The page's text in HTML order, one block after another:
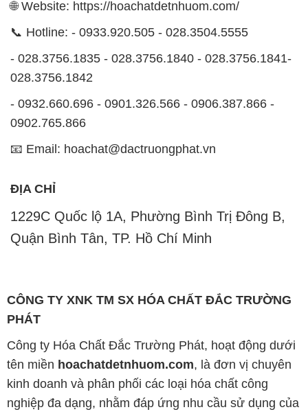
0902.765.866
📧 Email: hoachat@dactruongphat.vn
ĐỊA CHỈ
1229C Quốc lộ 1A, Phường Bình Trị Đông B,
Quận Bình Tân, TP. Hồ Chí Minh
CÔNG TY XNK TM SX HÓA CHẤT ĐẮC TRƯỜNG
PHÁT
kinh doanh và phân phối các loại hóa chất công
nghiệp đa dạng, nhằm đáp ứng nhu cầu sử dụng của
khách hàng một cách tốt nhất.
Chúng tôi cam kết mang đến sự hài lòng và đáp ứng
mọi nhu cầu của khách hàng với tiêu chí hàng đầu.
Công ty chúng tôi hiện cung cấp những sản phẩm